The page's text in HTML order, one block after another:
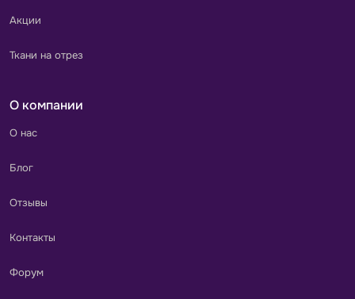
Акции
Ткани на отрез
О компании
О нас
Блог
Отзывы
Контакты
Форум